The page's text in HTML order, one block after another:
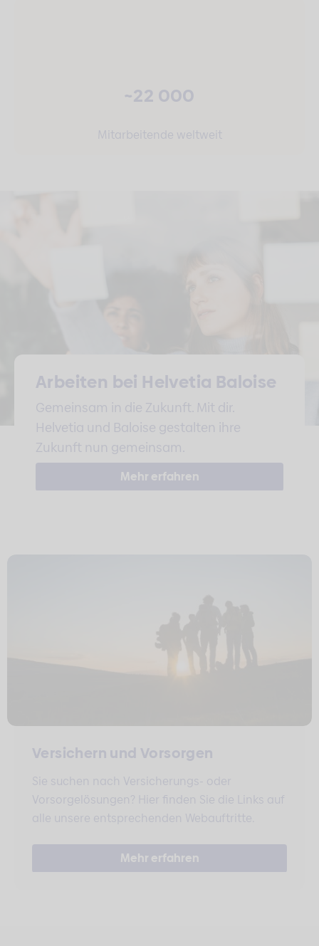
~22 000
Mitarbeitende weltweit
Arbeiten bei Helvetia Baloise
Gemeinsam in die Zukunft. Mit dir.
Helvetia und Baloise gestalten ihre
Zukunft nun gemeinsam.
Mehr erfahren
Versichern und Vorsorgen
Sie suchen nach Versicherungs- oder
Vorsorgelösungen? Hier finden Sie die Links auf
alle unsere entsprechenden Webauftritte.
Mehr erfahren